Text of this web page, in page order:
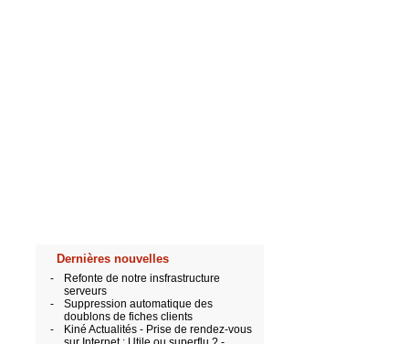
Dernières nouvelles
-
Refonte de notre insfrastructure
serveurs
-
Suppression automatique des
doublons de fiches clients
-
Kiné Actualités - Prise de rendez-vous